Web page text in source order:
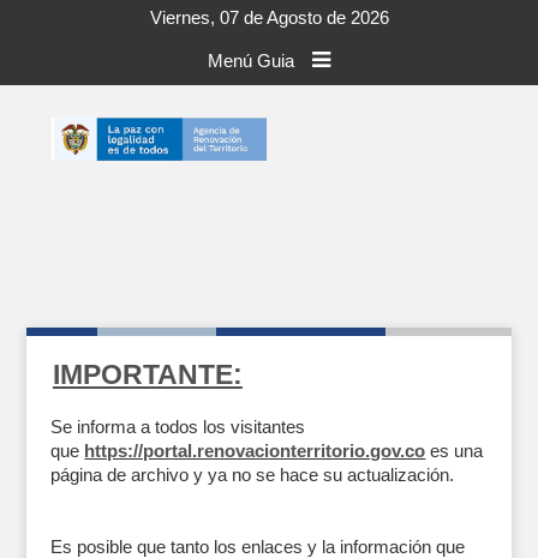
Viernes, 07 de Agosto de 2026
Menú Guia
IMPORTANTE:
Se informa a todos los visitantes
que https://portal.renovacionterritorio.gov.co es una
página de archivo y ya no se hace su actualización.
Es posible que tanto los enlaces y la información que